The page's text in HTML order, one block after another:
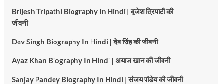
Brijesh Tripathi Biography In Hindi | बृजेश त्रिपाठी की
जीवनी
Dev Singh Biography In Hindi | देव सिंह की जीवनी
Ayaz Khan Biography In Hindi | अयाज खान की जीवनी
Sanjay Pandey Biography In Hindi | संजय पांडेय की जीवनी